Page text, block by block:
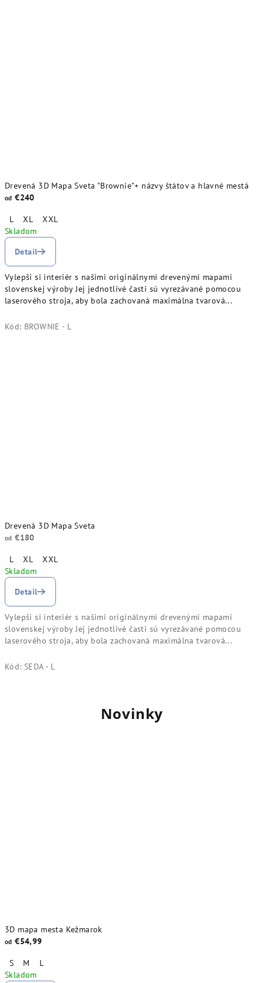
Drevená 3D Mapa Sveta "Brownie"+ názvy štátov a hlavné mestá
od €240
L XL
XXL
Skladom
Detail
Vylepši si interiér s našimi originálnymi drevenými mapami
slovenskej výroby Jej jednotlivé časti sú vyrezávané pomocou
laserového stroja, aby bola zachovaná maximálna tvarová...
Kód: BROWNIE - L
Drevená 3D Mapa Sveta
od €180
L XL
XXL
Skladom
Detail
Vylepši si interiér s našimi originálnymi drevenými mapami
slovenskej výroby Jej jednotlivé časti sú vyrezávané pomocou
laserového stroja, aby bola zachovaná maximálna tvarová...
Kód: SEDA - L
Novinky
3D mapa mesta Kežmarok
od €54,99
S M
L
Skladom